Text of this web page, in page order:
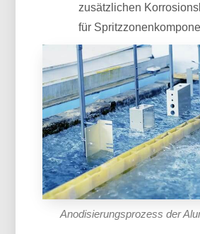
zusätzlichen
für
Anodisierungsprozess der